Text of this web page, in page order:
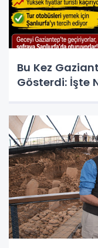
Bu Kez
Gösterdi: İşte